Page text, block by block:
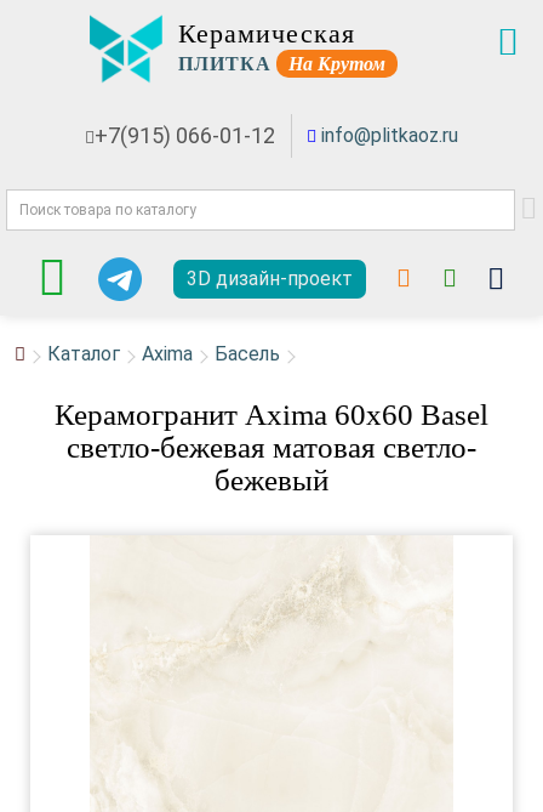
Керамическая
ПЛИТКА На Крутом
+7(915) 066-01-12 info@plitkaoz.ru
3D дизайн-проект
Каталог Axima Басель
Керамогранит Axima 60x60 Basel
светло-бежевая матовая светло-
бежевый